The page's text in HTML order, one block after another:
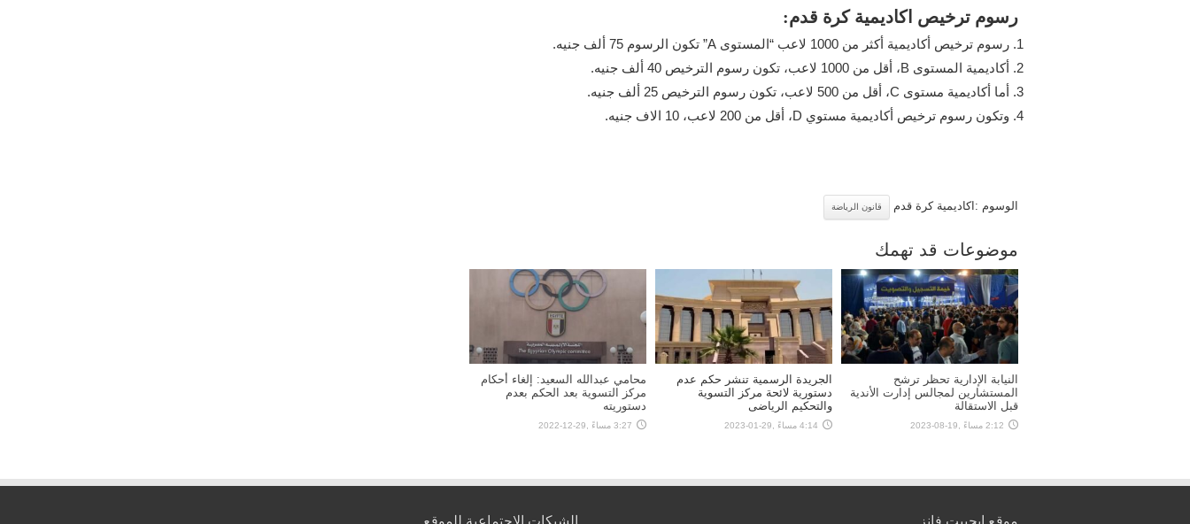
رسوم ترخيص اكاديمية كرة قدم:
رسوم ترخيص أكاديمية أكثر من 1000 لاعب “المستوى A” تكون الرسوم 75 ألف جنيه.
أكاديمية المستوى B، أقل من 1000 لاعب، تكون رسوم الترخيص 40 ألف جنيه.
أما أكاديمية مستوى C، أقل من 500 لاعب، تكون رسوم الترخيص 25 ألف جنيه.
وتكون رسوم ترخيص أكاديمية مستوي D، أقل من 200 لاعب، 10 الاف جنيه.
الوسوم :اكاديمية كرة قدم قانون الرياضة
موضوعات قد تهمك
النيابة الإدارية تحظر ترشح
المستشارين لمجالس إدارت الأندية
قبل الاستقالة
2:12 مساءً ,19-08-2023
الجريدة الرسمية تنشر حكم عدم
دستورية لائحة مركز التسوية
والتحكيم الرياضى
4:14 مساءً ,29-01-2023
محامي عبدالله السعيد: إلغاء أحكام
مركز التسوية بعد الحكم بعدم
دستوريته
3:27 مساءً ,29-12-2022
موقع ايجيبت فانز الشبكات الإجتماعية للموقع